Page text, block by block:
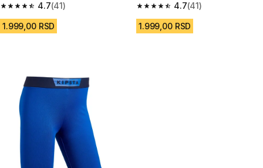
4.7
4.7 od 5 zvezdica from 41 Recenzije
(41)
1.999,00 RSD
4.7
4.7 od 5 zvezdica from 41
(41)
1.999,00 RSD